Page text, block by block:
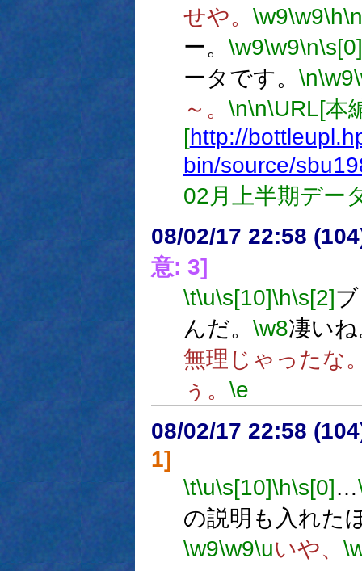
せや。 \w9\w9\h\n
ー。 \w9\w9\n\s[0]
ータです。 \n\w9
～。 \n\n\URL[本
[http://
bin/source/
02月上半期デー
08/02/17 22:58
意: 3]
\t\u\s[10]\h\s[2]
んだ。 \w8凄い
無理じゃったな
ぅ。 \e
08/02/17 22:58
1]
\t\u\s[10]\h\s[0]…
の説明も入れた
\w9\w9\uいや、